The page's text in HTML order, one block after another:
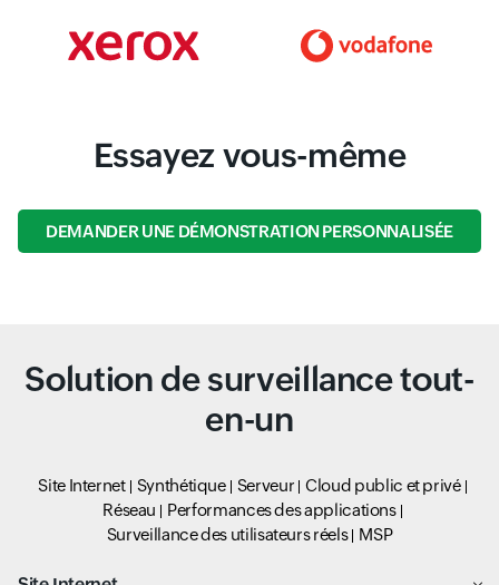
Essayez vous-même
DEMANDER UNE DÉMONSTRATION PERSONNALISÉE
Solution de surveillance tout-
en-un
Site Internet Synthétique Serveur
Cloud public et privé
Réseau
Performances des applications
Surveillance des utilisateurs réels
MSP